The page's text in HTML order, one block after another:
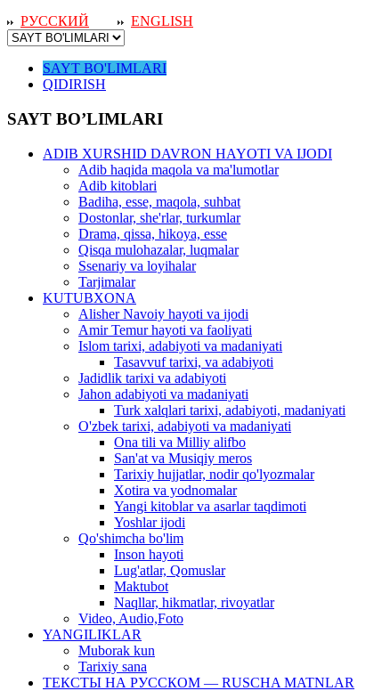
РУССКИЙ
ENGLISH
SAYT BO'LIMLARI
QIDIRISH
SAYT BO’LIMLARI
ADIB XURSHID DAVRON HAYOTI VA IJODI
Adib haqida maqola va ma'lumotlar
Adib kitoblari
Badiha, esse, maqola, suhbat
Dostonlar, she'rlar, turkumlar
Drama, qissa, hikoya, esse
Qisqa mulohazalar, luqmalar
Ssenariy va loyihalar
Tarjimalar
KUTUBXONA
Alisher Navoiy hayoti va ijodi
Amir Temur hayoti va faoliyati
Islom tarixi, adabiyoti va madaniyati
Tasavvuf tarixi, va adabiyoti
Jadidlik tarixi va adabiyoti
Jahon adabiyoti va madaniyati
Turk xalqlari tarixi, adabiyoti, madaniyati
O'zbek tarixi, adabiyoti va madaniyati
Ona tili va Milliy alifbo
San'at va Musiqiy meros
Tarixiy hujjatlar, nodir qo'lyozmalar
Xotira va yodnomalar
Yangi kitoblar va asarlar taqdimoti
Yoshlar ijodi
Qo'shimcha bo'lim
Inson hayoti
Lug'atlar, Qomuslar
Maktubot
Naqllar, hikmatlar, rivoyatlar
Video, Audio,Foto
YANGILIKLAR
Muborak kun
Tarixiy sana
ТЕКСТЫ НА РУССКОМ — RUSCHA MATNLAR